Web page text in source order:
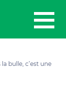
bulle, c’est une